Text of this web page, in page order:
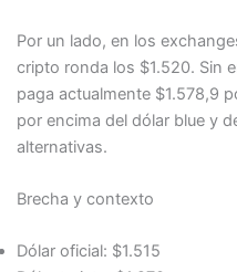
Por un lado, en los
cripto ronda los $1.520. Sin
paga actualmente $1.578,9
por encima del dólar blue y
alternativas.
Brecha y contexto
Dólar oficial: $1.515